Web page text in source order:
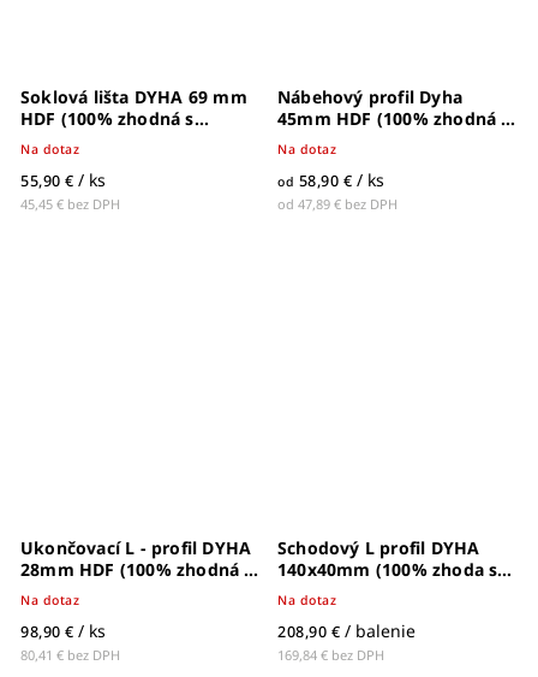
Soklová lišta DYHA 69 mm
HDF (100% zhodná s
dekórom) - 63003606
Na dotaz
45,45 € bez DPH
55,90 € / ks
Nábehový profil Dyha
45mm HDF (100% zhodná s
dekórom)
Na dotaz
od 47,89 € bez DPH
od 58,90 € / ks
Ukončovací L - profil DYHA
28mm HDF (100% zhodná s
dekórom) - 1412
Na dotaz
80,41 € bez DPH
98,90 € / ks
Schodový L profil DYHA
140x40mm (100% zhoda s
dekórom) - 63003607
Na dotaz
169,84 € bez DPH
208,90 € / balenie